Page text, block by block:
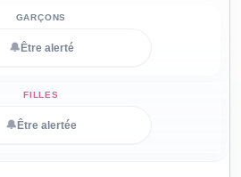
🔔 Être alerté
🔔 Être alertée